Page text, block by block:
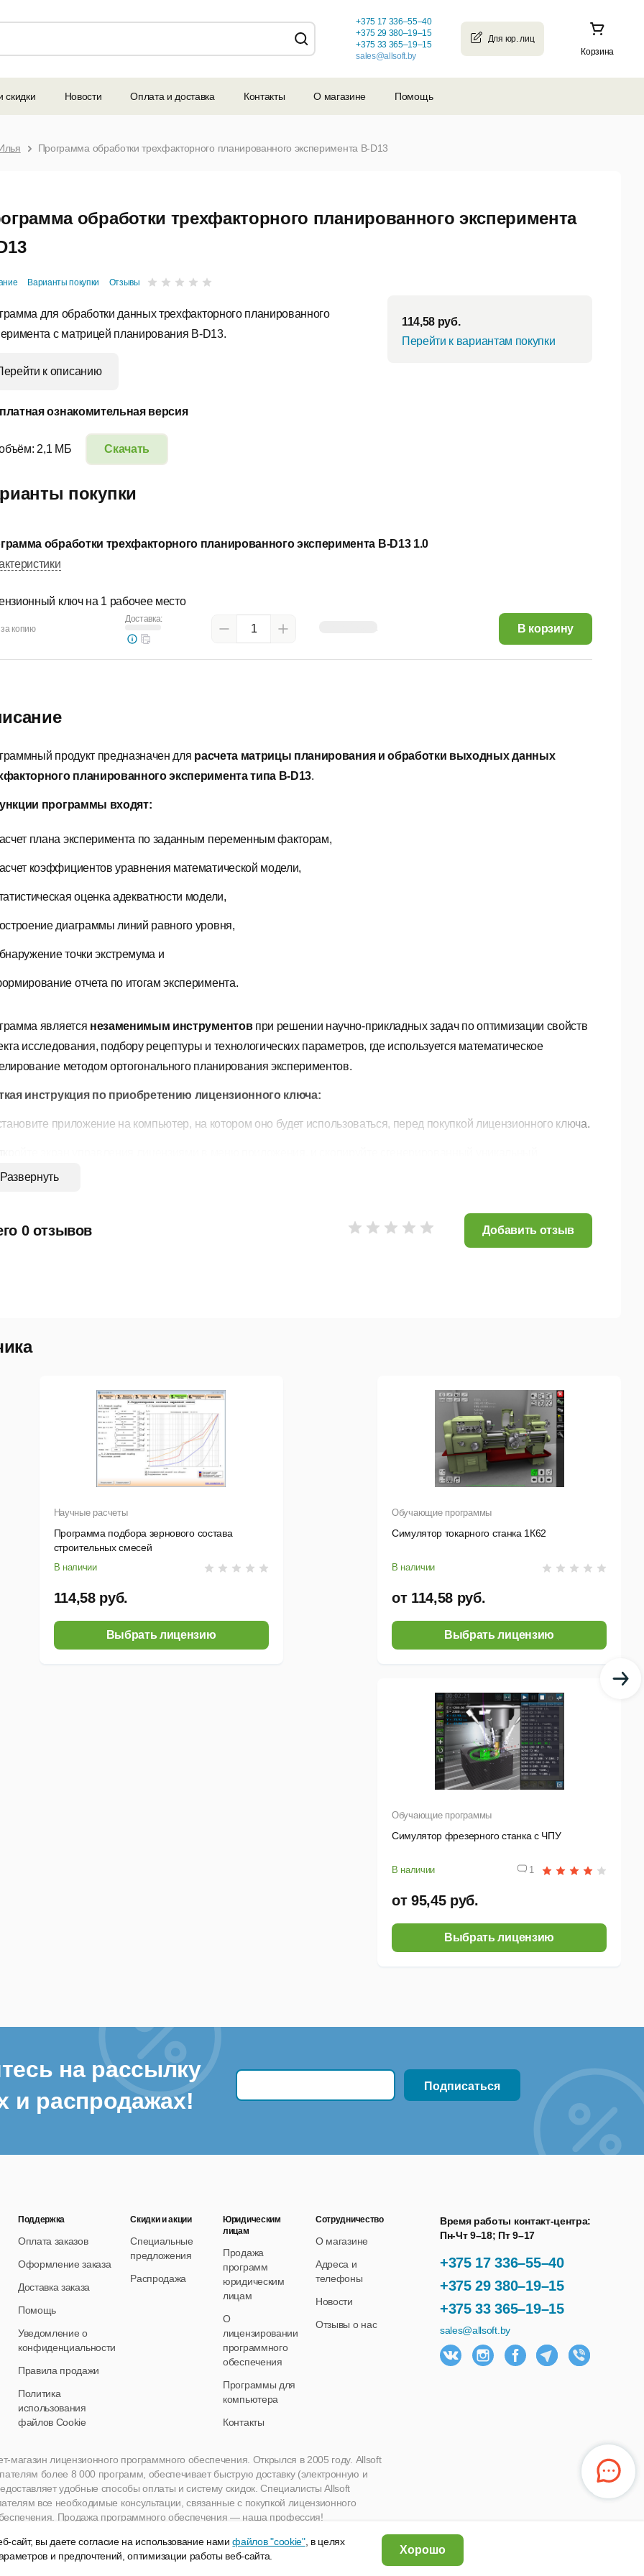
Корзина
+375 17 336–55–40
+375 29 380–19–15
+375 33 365–19–15
sales@allsoft.by
скидки Новости Оплата и доставка Контакты О магазине Помощь
Программа обработки трехфакторного планированного эксперимента B-D13
обработки трехфакторного планированного эксперимента
Варианты покупки Отзывы
для обработки данных трехфакторного планированного
с матрицей планирования B-D13.
к описанию
114,58 руб.
Перейти к вариантам покупки
ознакомительная версия
Скачать
2,1 МБ
продукт предназначен для расчета матрицы планирования и обработки выходных данных
планированного эксперимента типа B-D13.
программы входят:
плана эксперимента по заданным переменным факторам,
коэффициентов уравнения математической модели,
оценка адекватности модели,
диаграммы линий равного уровня,
точки экстремума и
отчета по итогам эксперимента.
является незаменимым инструментовпри решении научно-прикладных задач по оптимизации свойств
исследования, подбору рецептуры и технологических параметров, где используется математическое
методом ортогонального планирования экспериментов.
инструкция по приобретению лицензионного ключа:
приложение на компьютер, на котором оно будет использоваться, перед покупкой лицензионного ключа.
экран управления лицензиями в меню приложения, и скопируйте сгенерированный уникальный
номер в буфер обмена.
оплату удобным для Вас способом. После успешной оплаты на указанную Вами электронную почту
Развернуть
покупки
обработки трехфакторного планированного эксперимента B-D13 1.0
ключ на 1 рабочее место
копию
Доставка:
В корзину
0 отзывов Добавить отзыв
Научные расчеты
Программа подбора зернового состава
строительных смесей
В наличии
114,58 руб.
Выбрать лицензию
Обучающие программы
Симулятор токарного станка 1К62
В наличии
от 114,58 руб.
Выбрать лицензию
Обучающие программы
Симулятор фрезерного станка с ЧПУ
В наличии 1
от 95,45 руб.
Выбрать лицензию
на рассылку
и распродажах!
+375 17 336–55–40
+375 29 380–19–15
+375 33 365–19–15
Время работы контакт-центра:
Пн-Чт 9–18; Пт 9–17
sales@allsoft.by
Поддержка
Оплата заказов
Оформление заказа
Доставка заказа
Помощь
Уведомление о
конфиденциальности
Правила продажи
Политика
использования
файлов Cookie
Скидки и акции
Специальные
предложения
Распродажа
Юридическим
лицам
Продажа
программ
юридическим
лицам
О
лицензировании
программного
обеспечения
Программы для
компьютера
Контакты
Сотрудничество
О магазине
Адреса и
телефоны
Новости
Отзывы о нас
магазин лицензионного программного обеспечения. Открылся в 2005 году. Allsoft
более 8 000 программ, обеспечивает быструю доставку (электронную и
удобные способы оплаты и систему скидок. Специалисты Allsoft
все необходимые консультации, связанные с покупкой лицензионного
Продажа программного обеспечения — наша профессия!
сайт, вы даете согласие на использование намифайлов "cookie", в целях
и предпочтений, оптимизации работы веб-сайта.
Хорошо